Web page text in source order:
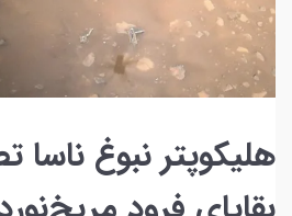
هلیکوپتر نبوغ ناسا